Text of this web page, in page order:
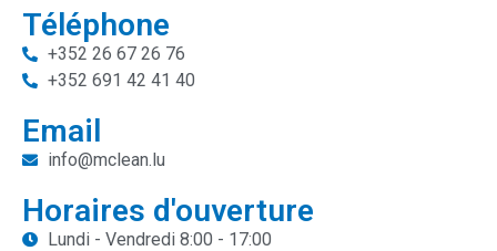
Téléphone
+352 26 67 26 76
+352 691 42 41 40
Email
info@mclean.lu
Horaires d'ouverture
Lundi - Vendredi 8:00 - 17:00